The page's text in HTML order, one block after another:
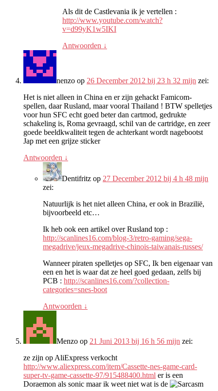
Als dit de Castlevania ik je vertellen :
http://www.youtube.com/watch?
v=d99yK1w5IKI
Antwoorden ↓
nenzo op 26 December 2012 bij 23 h 32 mijn zei:
Het is niet alleen in China en er zijn gehackt Famicom-
spellen, daar Rusland, maar vooral Thailand ! BTW spelletjes
voor hun SFC echt goed beter dan cartmod, gedrukte
schakeling is, Roma gevraagd, schil van de cartridge, en zeer
goede beeldkwaliteit tegen de achterkant wordt nagebootst
Jap met een grijze sticker
Antwoorden ↓
Dentifritz op 27 December 2012 bij 4 h 48 mijn
zei:
Natuurlijk is het niet alleen China, er ook in Brazilië,
bijvoorbeeld etc…
Ik heb ook een artikel over Rusland top :
http://scanlines16.com/blog-3/retro-gaming/sega-
megadrive/jeux-megadrive-chinois-taiwanais-russes/
Wanneer piraten spelletjes op SFC, Ik ben eigenaar van
een en het is waar dat ze heel goed gedaan, zelfs bij
PCB : http://scanlines16.com/?collection-
categories=snes-boot
Antwoorden ↓
Menzo op 21 Juni 2013 bij 16 h 56 mijn zei:
ze zijn op AliExpress verkocht
http://www.aliexpress.com/item/Cassette-nes-game-card-
super-tv-game-cassette-97/915488400.html er is een
Doraemon als sonic maar ik weet niet wat is de